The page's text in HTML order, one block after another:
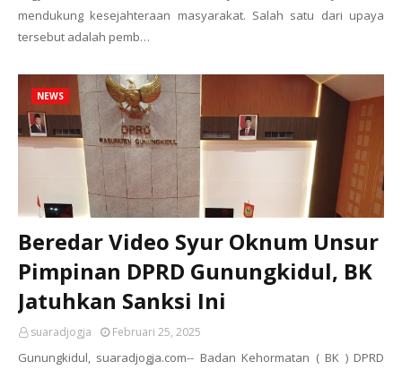
mendukung kesejahteraan masyarakat. Salah satu dari upaya
tersebut adalah pemb…
NEWS
Beredar Video Syur Oknum Unsur
Pimpinan DPRD Gunungkidul, BK
Jatuhkan Sanksi Ini
suaradjogja Februari 25, 2025
Gunungkidul, suaradjogja.com-- Badan Kehormatan ( BK ) DPRD